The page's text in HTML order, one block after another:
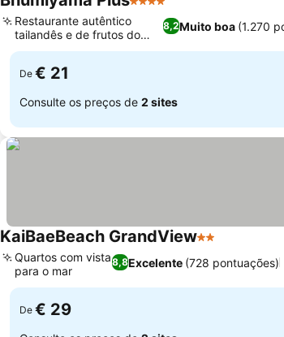
4 Estrelas
8,2Muito boa (1.270
Restaurante autêntico
tailandês e de frutos do
mar
De € 21
Consulte os preços de 2 sites
KaiBaeBeach GrandView2 Estrelas
8,8Excelente (728 pontuações)
Quartos com vista
para o mar
De € 29